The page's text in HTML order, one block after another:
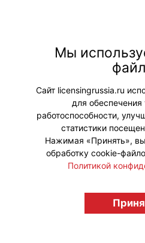
© "Вестник
licensingrussia.ru,
Мы
Сайт licensingrussia.ru
для обеспечения
работоспособности,
статистики
Нажимая «Принять»,
обработку cookie-
Политикой